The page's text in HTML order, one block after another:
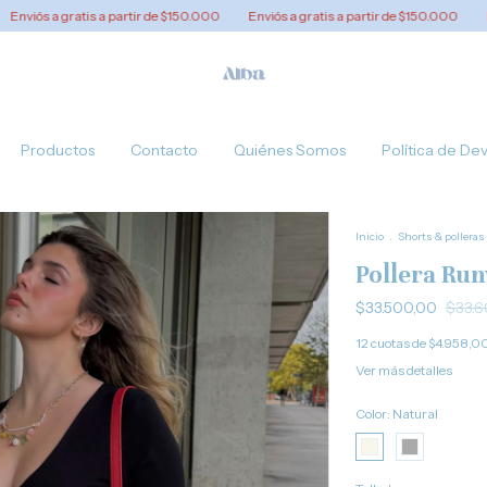
gratis a partir de $150.000 Enviós a gratis a partir de $150.000 Enviós a
Productos Contacto Quiénes Somos Política de
Inicio . Shorts & polleras
Pollera
$33.500,00
12 cuotas de
Ver más detalles
Color: Natural